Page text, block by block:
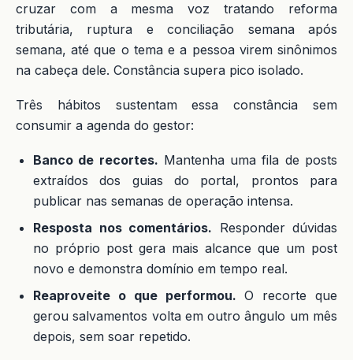
cruzar com a mesma voz tratando reforma
tributária, ruptura e conciliação semana após
semana, até que o tema e a pessoa virem sinônimos
na cabeça dele. Constância supera pico isolado.
Três hábitos sustentam essa constância sem
consumir a agenda do gestor:
Banco de recortes. Mantenha uma fila de posts
extraídos dos guias do portal, prontos para
publicar nas semanas de operação intensa.
Resposta nos comentários. Responder dúvidas
no próprio post gera mais alcance que um post
novo e demonstra domínio em tempo real.
Reaproveite o que performou. O recorte que
gerou salvamentos volta em outro ângulo um mês
depois, sem soar repetido.